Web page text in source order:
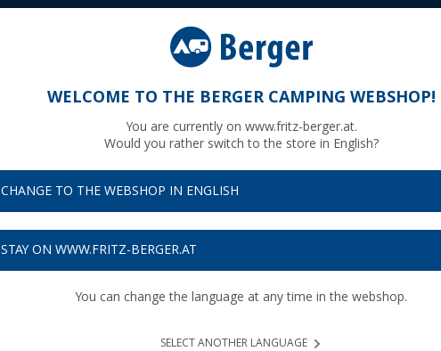
Streifensicherung
Bis zu
WELCOME TO THE BERGER CAMPING WEBSHOP!
You are currently on www.fritz-berger.at.
Would you rather switch to the store in English?
CHANGE TO THE WEBSHOP IN ENGLISH
STAY ON WWW.FRITZ-BERGER.AT
You can change the language at any time in the webshop.
SELECT ANOTHER LANGUAGE